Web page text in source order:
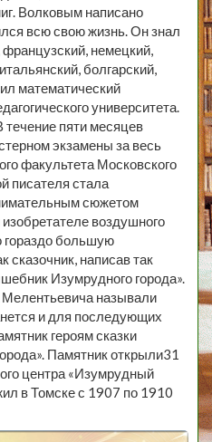
Волковым написано
всю свою жизнь. Он знал
немецкий,
болгарский,
математический
университета.
пяти месяцев
экзамены за весь
факультета Московского
писателя стала
сюжетом
воздушного
гораздо большую
сказочник, написав так
Изумрудного города».
называли
и для последующих
героям сказки
Памятник открыли31
центра «Изумрудный
в Томске с 1907 по 1910